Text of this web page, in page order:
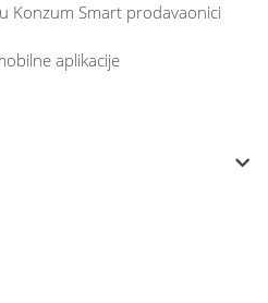
Konzum Smart prodavaonici
aplikacije